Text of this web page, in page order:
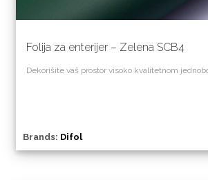
Folija za enterijer – Zelena SCB4
Dekorišite vaš prostor visoko kvalitetnom
Brands: Difol